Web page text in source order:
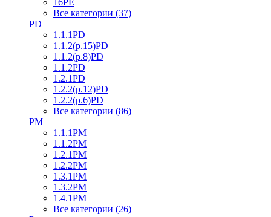
16PE
Все категории (37)
PD
1.1.1PD
1.1.2(р.15)PD
1.1.2(р.8)PD
1.1.2PD
1.2.1PD
1.2.2(р.12)PD
1.2.2(р.6)PD
Все категории (86)
PM
1.1.1PM
1.1.2PM
1.2.1PM
1.2.2PM
1.3.1PM
1.3.2PM
1.4.1PM
Все категории (26)